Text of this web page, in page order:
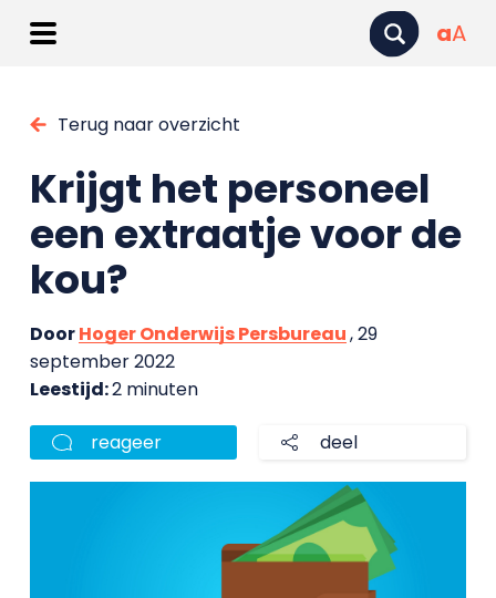
aA
Terug naar overzicht
Krijgt het personeel
een extraatje voor de
kou?
DoorHoger Onderwijs Persbureau, 29
september 2022
Leestijd:2 minuten
reageer deel